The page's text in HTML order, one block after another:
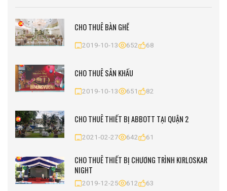
CHO THUÊ BÀN GHẾ
2019-10-13 652 68
CHO THUÊ SÂN KHẤU
2019-10-13 651 82
CHO THUÊ THIẾT BỊ ABBOTT TẠI QUẬN 2
2021-02-27 642 61
CHO THUÊ THIẾT BỊ CHƯƠNG TRÌNH KIRLOSKAR
NIGHT
2019-12-25 612 63